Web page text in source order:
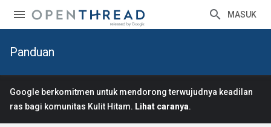
MASUK
Panduan
Google berkomitmen untuk mendorong terwujudnya keadilan
ras bagi komunitas Kulit Hitam. Lihat caranya.